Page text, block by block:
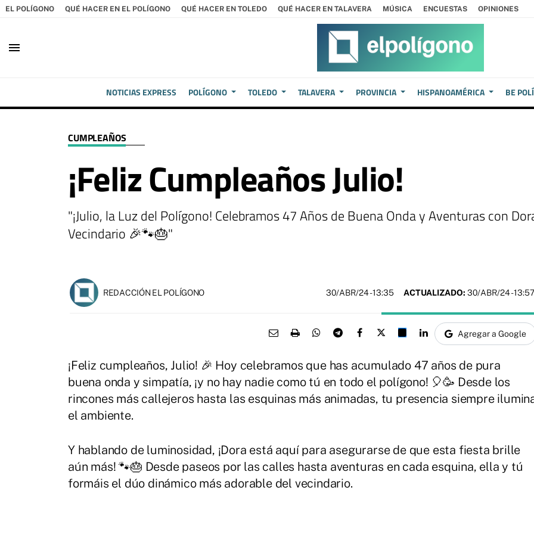
EL POLÍGONO QUÉ HACER EN EL POLÍGONO QUÉ HACER EN TOLEDO QUÉ HACER EN TALAVERA MÚSICA ENCUESTAS OPINIONES
menu
NOTICIAS EXPRESS POLÍGONO TOLEDO TALAVERA PROVINCIA HISPANOAMÉRICA BE
CUMPLEAÑOS
¡Feliz Cumpleaños Julio!
"¡Julio, la Luz del Polígono! Celebramos 47 Años de Buena Onda y Aventuras con
Vecindario 🎉🐾🎂"
REDACCIÓN EL POLÍGONO 30/ABR/24- 13:35 ACTUALIZADO: 30/ABR/24 - 13:57
Agregar a Google
¡Feliz cumpleaños, Julio! 🎉 Hoy celebramos que has acumulado 47 años de pura
buena onda y simpatía, ¡y no hay nadie como tú en todo el polígono! 🎈🥳 Desde los
rincones más callejeros hasta las esquinas más animadas, tu presencia siempre
el ambiente.
Y hablando de luminosidad, ¡Dora está aquí para asegurarse de que esta fiesta brille
aún más! 🐾🎂 Desde paseos por las calles hasta aventuras en cada esquina, ella y tú
formáis el dúo dinámico más adorable del vecindario.